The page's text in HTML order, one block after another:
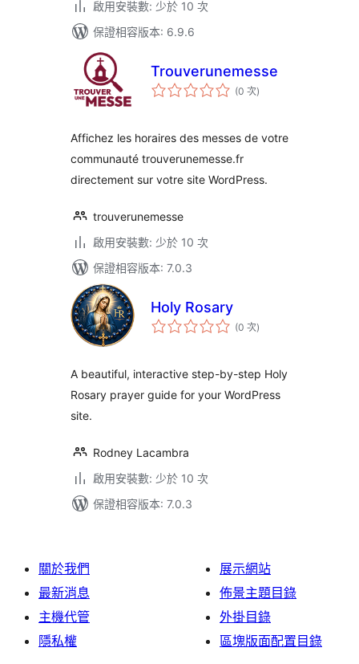
啟用安裝數: 少於 10 次
保證相容版本: 6.9.6
Trouverunemesse
(0 次評
分)
Affichez les horaires des messes de votre
communauté trouverunemesse.fr
directement sur votre site WordPress.
trouverunemesse
啟用安裝數: 少於 10 次
保證相容版本: 7.0.3
Holy Rosary
(0 次評
分)
A beautiful, interactive step-by-step Holy
Rosary prayer guide for your WordPress
site.
Rodney Lacambra
啟用安裝數: 少於 10 次
保證相容版本: 7.0.3
關於我們
最新消息
主機代管
隱私權
展示網站
佈景主題目錄
外掛目錄
區塊版面配置目錄